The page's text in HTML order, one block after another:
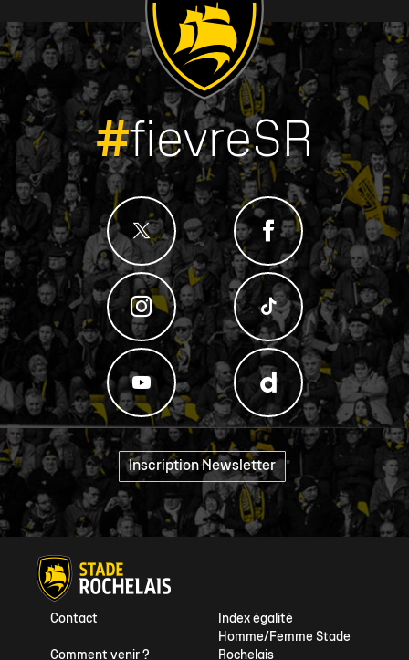
#fievreSR
Inscription Newsletter "
Index égalité
Homme/Femme Stade
Rochelais
Contact
Comment venir ?